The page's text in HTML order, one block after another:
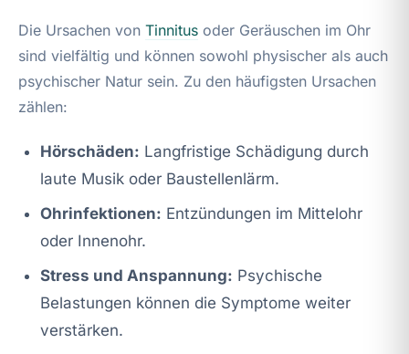
Die Ursachen von Tinnitus oder Geräuschen im Ohr
sind vielfältig und können sowohl physischer als auch
psychischer Natur sein. Zu den häufigsten Ursachen
zählen:
Hörschäden: Langfristige Schädigung durch
laute Musik oder Baustellenlärm.
Ohrinfektionen: Entzündungen im Mittelohr
oder Innenohr.
Stress und Anspannung: Psychische
Belastungen können die Symptome weiter
verstärken.